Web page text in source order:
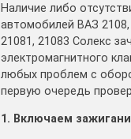
Наличие либо
автомобилей ВАЗ
21081, 21083 Солекс
электромагнитного
любых проблем с
первую очередь
1. Включаем